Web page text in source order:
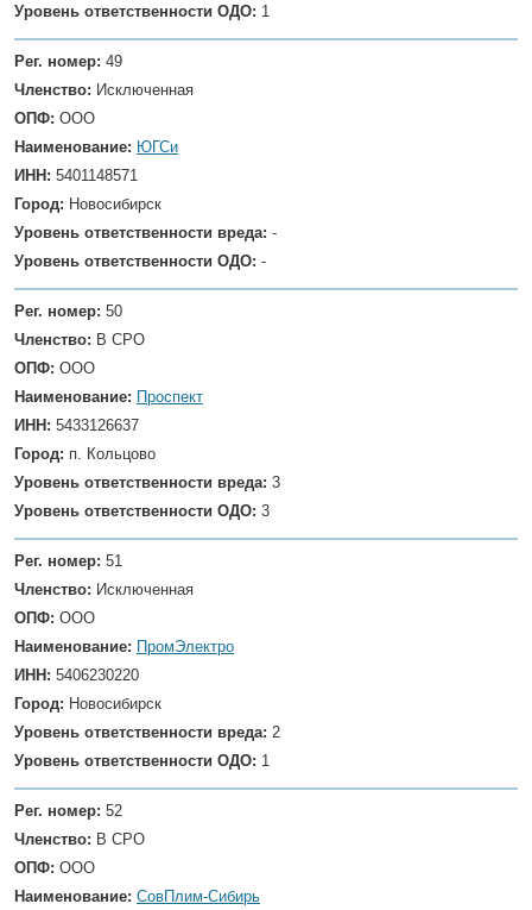
Уровень ответственности ОДО: 1
Рег. номер: 49
Членство: Исключенная
ОПФ: ООО
Наименование: ЮГСи
ИНН: 5401148571
Город: Новосибирск
Уровень ответственности вреда: -
Уровень ответственности ОДО: -
Рег. номер: 50
Членство: В СРО
ОПФ: ООО
Наименование: Проспект
ИНН: 5433126637
Город: п. Кольцово
Уровень ответственности вреда: 3
Уровень ответственности ОДО: 3
Рег. номер: 51
Членство: Исключенная
ОПФ: ООО
Наименование: ПромЭлектро
ИНН: 5406230220
Город: Новосибирск
Уровень ответственности вреда: 2
Уровень ответственности ОДО: 1
Рег. номер: 52
Членство: В СРО
ОПФ: ООО
Наименование: СовПлим-Сибирь